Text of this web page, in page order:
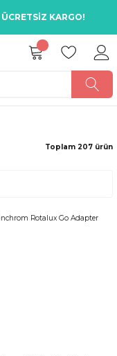
ÜCRETSİZ KARGO!
Toplam 207 ürün